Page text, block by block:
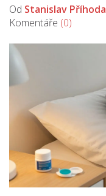
Od Stanislav Příhoda
Komentáře (0)